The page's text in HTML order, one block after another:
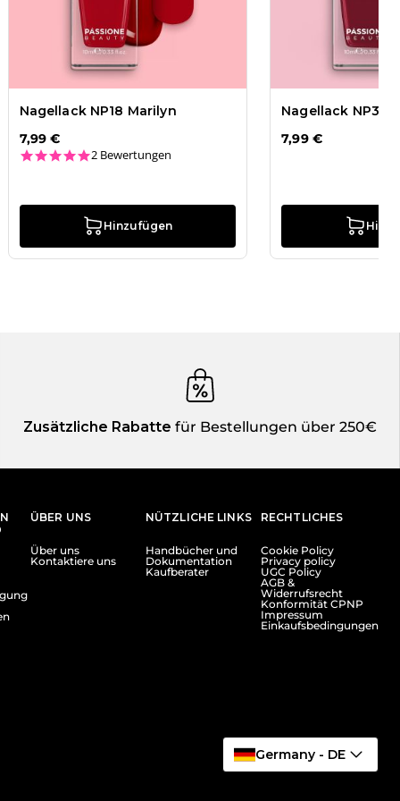
Nagellack NP18 Marilyn
7,99 €
5.0 star rating
2 Bewertungen
Hinzufügen
Nagellack NP33
7,99 €
Zusätzliche Rabatte für Bestellungen über 250€
ÜBER UNS
Über uns
Kontaktiere uns
NÜTZLICHE LINKS
Handbücher und
Dokumentation
Kaufberater
RECHTLICHES
Cookie Policy
Privacy policy
UGC Policy
AGB &
Widerrufsrecht
Konformität CPNP
Impressum
Einkaufsbedingungen
Germany - DE